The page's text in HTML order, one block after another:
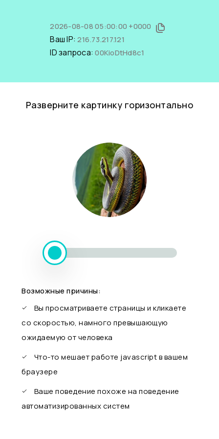
2026-08-08 05:00:00 +0000
Ваш IP:216.73.217.121
ID запроса:00KioDtHd8c1
Разверните картинку горизонтально
Возможные причины:
Вы просматриваете страницы и кликаете
со скоростью, намного превышающую
ожидаемую от человека
Что-то мешает работе javascript в вашем
браузере
Ваше поведение похоже на поведение
автоматизированных систем